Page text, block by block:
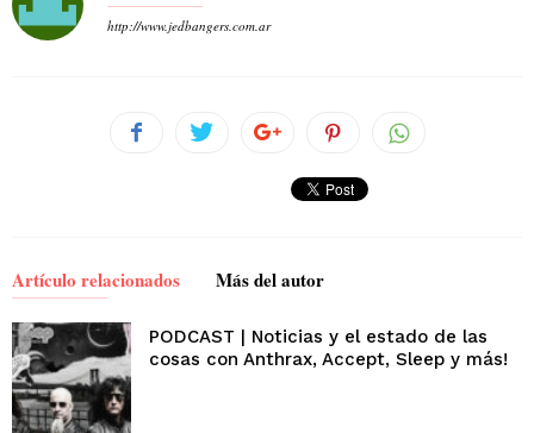
http://www.jedbangers.com.ar
Artículo relacionados Más del autor
PODCAST | Noticias y el estado de las
cosas con Anthrax, Accept, Sleep y más!